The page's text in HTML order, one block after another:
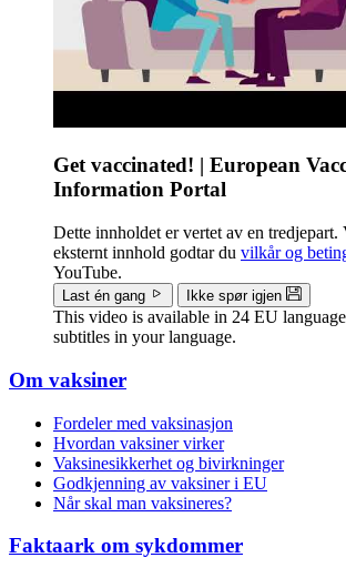
Get vaccinated! | European
Information Portal
Dette innholdet er vertet av en tredjepart.
eksternt innhold godtar du vilkår og
YouTube.
Last én gang Ikke spør igjen
This video is available in 24 EU
subtitles in your language.
menu
Om vaksiner
Fordeler med vaksinasjon
Hvordan vaksiner virker
Vaksinesikkerhet og bivirkninger
Godkjenning av vaksiner i EU
Når skal man vaksineres?
Faktaark om sykdommer